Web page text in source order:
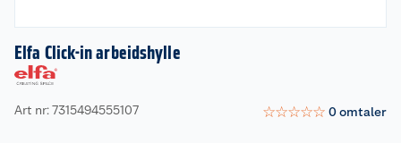
Elfa Click-in arbeidshylle
Art nr: 7315494555107 ☆☆☆☆☆ 0omtaler